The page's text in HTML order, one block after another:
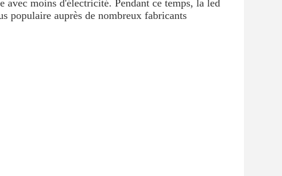
moins d'électricité. Pendant ce temps, la led
populaire auprès de nombreux fabricants